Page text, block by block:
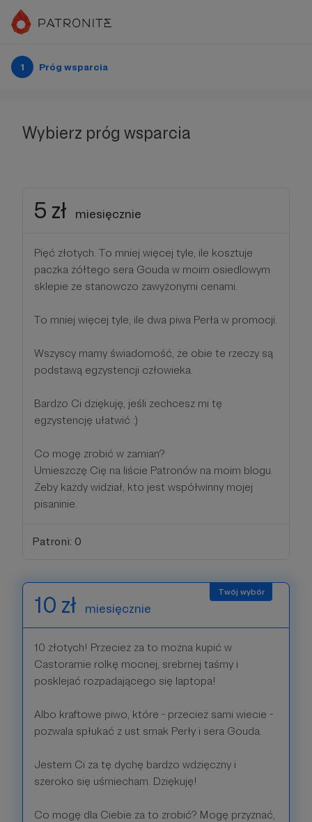
1 Próg wsparcia
Wybierz próg wsparcia
5 zł miesięcznie
Pięć złotych. To mniej więcej tyle, ile kosztuje
paczka żółtego sera Gouda w moim osiedlowym
sklepie ze stanowczo zawyżonymi cenami.
To mniej więcej tyle, ile dwa piwa Perła w promocji.
Wszyscy mamy świadomość, że obie te rzeczy są
podstawą egzystencji człowieka.
Bardzo Ci dziękuję, jeśli zechcesz mi tę
egzystencję ułatwić :)
Co mogę zrobić w zamian?
Umieszczę Cię na liście Patronów na moim blogu.
Żeby każdy widział, kto jest współwinny mojej
pisaninie.
Patroni: 0
10 zł miesięcznie
10 złotych! Przecież za to można kupić w
Castoramie rolkę mocnej, srebrnej taśmy i
posklejać rozpadającego się laptopa!
Albo kraftowe piwo, które - przecież sami wiecie -
pozwala spłukać z ust smak Perły i sera Gouda.
Jestem Ci za tę dychę bardzo wdzięczny i
szeroko się uśmiecham. Dziękuję!
Co mogę dla Ciebie za to zrobić? Mogę przyznać,